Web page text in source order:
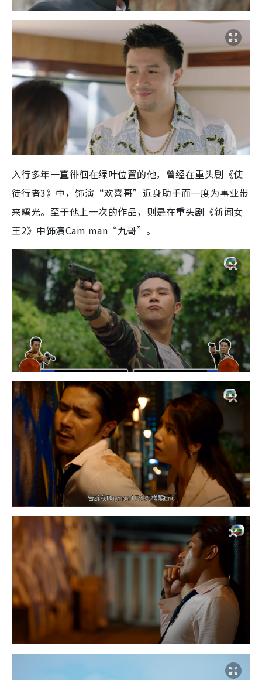
入行多年一直徘徊在绿叶位置的他，曾经在重头剧《使
徒行者3》中，饰演“欢喜哥”近身助手而一度为事业带
来曙光。至于他上一次的作品，则是在重头剧《新闻女
王2》中饰演Cam man“九哥”。